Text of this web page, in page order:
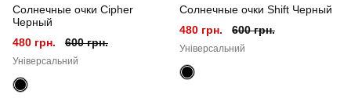
Солнечные очки Cipher
Черный
480 грн.
600 грн.
Універсальний
Солнечные очки Shift Черный
480 грн.
600 грн.
Універсальний